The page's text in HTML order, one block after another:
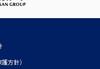
会社
方針）